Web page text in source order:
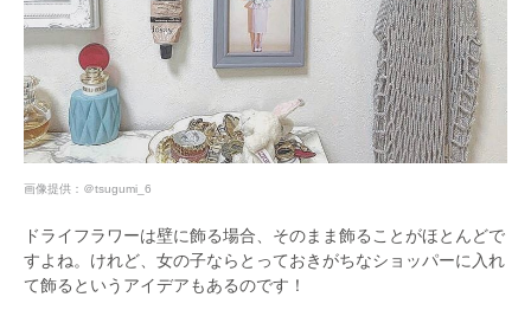
画像提供： ＠tsugumi_6
ドライフラワーは壁に飾る場合、そのまま飾ることがほとんどで
すよね。けれど、女の子ならとっておきがちなショッパーに入れ
て飾るというアイデアもあるのです！